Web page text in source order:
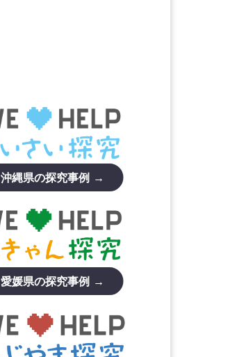
沖縄県の探究事例 →
愛媛県の探究事例 →